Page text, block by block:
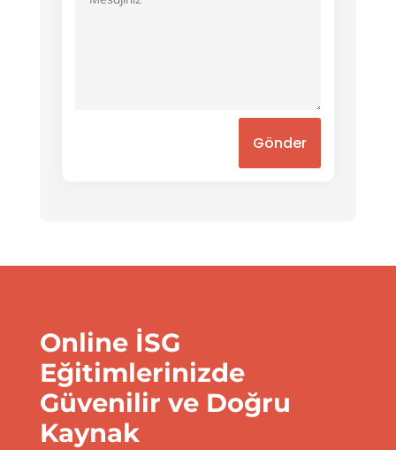
Gönder
Online İSG
Eğitimlerinizde
Güvenilir ve Doğru
Kaynak